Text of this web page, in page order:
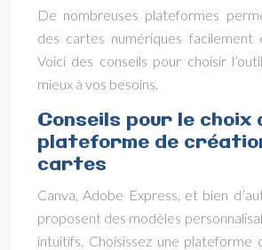
De nombreuses plateformes
des cartes numériques facilement
Voici des conseils pour choisir
mieux à vos besoins.
Conseils pour le choix
plateforme de
cartes
Canva, Adobe Express, et bien
proposent des modèles
intuitifs. Choisissez une plateforme